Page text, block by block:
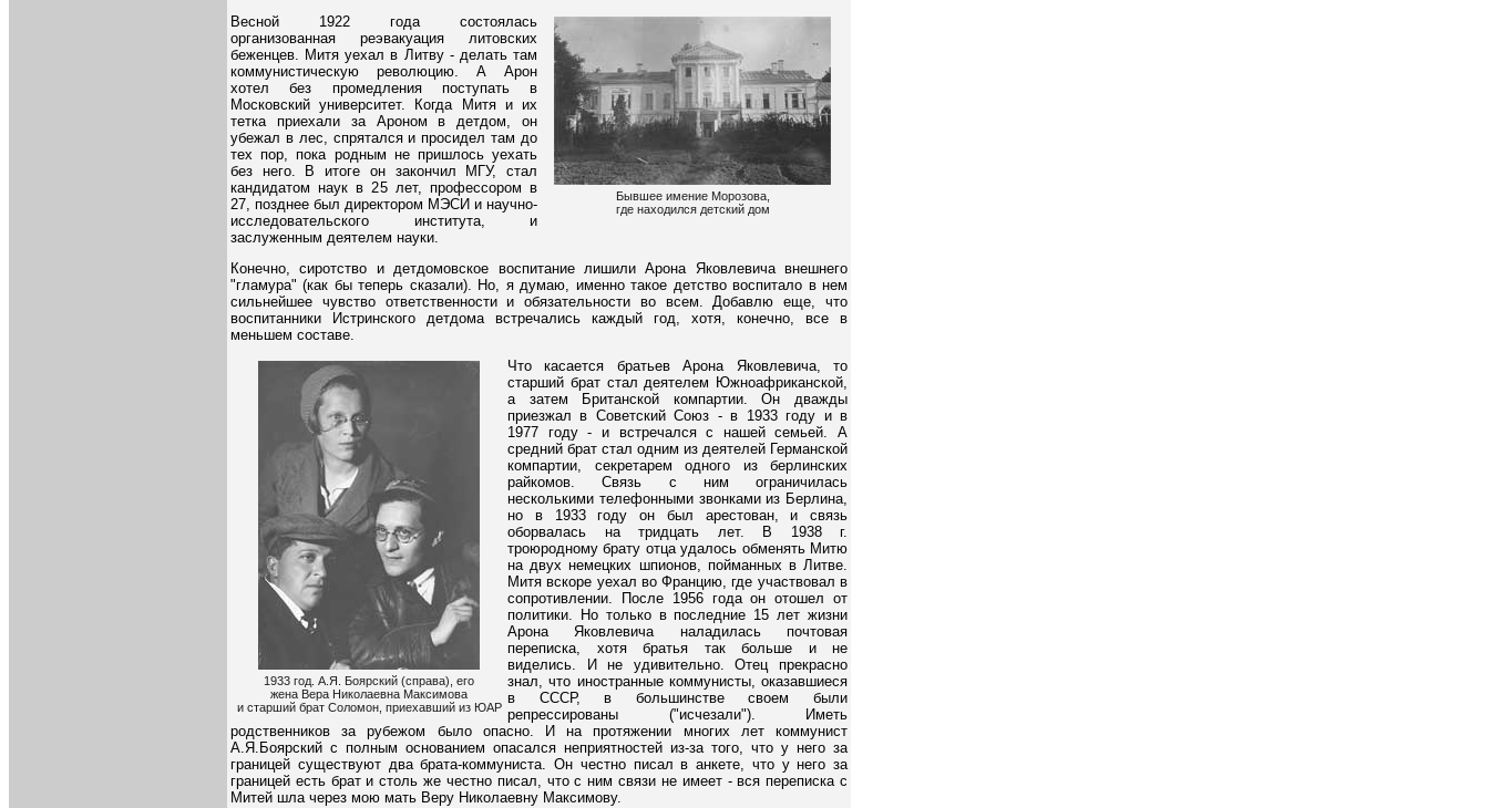
Бывшее имение Морозова,
где находился детский дом
Весной 1922 года состоялась
организованная реэвакуация литовских
беженцев. Митя уехал в Литву - делать там
коммунистическую революцию. А Арон
хотел без промедления поступать в
Московский университет. Когда Митя и их
тетка приехали за Ароном в детдом, он
убежал в лес, спрятался и просидел там до
тех пор, пока родным не пришлось уехать
без него. В итоге он закончил МГУ, стал
кандидатом наук в 25 лет, профессором в
27, позднее был директором МЭСИ и научно-
исследовательского института, и
заслуженным деятелем науки.
Конечно, сиротство и детдомовское воспитание лишили Арона Яковлевича внешнего
"гламура" (как бы теперь сказали). Но, я думаю, именно такое детство воспитало в нем
сильнейшее чувство ответственности и обязательности во всем. Добавлю еще, что
воспитанники Истринского детдома встречались каждый год, хотя, конечно, все в
меньшем составе.
1933 год. А.Я. Боярский (справа), его
жена Вера Николаевна Максимова
и старший брат Соломон, приехавший из ЮАР
Что касается братьев Арона Яковлевича, то
старший брат стал деятелем Южноафриканской,
а затем Британской компартии. Он дважды
приезжал в Советский Союз - в 1933 году и в
1977 году - и встречался с нашей семьей. А
средний брат стал одним из деятелей Германской
компартии, секретарем одного из берлинских
райкомов. Связь с ним ограничилась
несколькими телефонными звонками из Берлина,
но в 1933 году он был арестован, и связь
оборвалась на тридцать лет. В 1938 г.
троюродному брату отца удалось обменять Митю
на двух немецких шпионов, пойманных в Литве.
Митя вскоре уехал во Францию, где участвовал в
сопротивлении. После 1956 года он отошел от
политики. Но только в последние 15 лет жизни
Арона Яковлевича наладилась почтовая
переписка, хотя братья так больше и не
виделись. И не удивительно. Отец прекрасно
знал, что иностранные коммунисты, оказавшиеся
в СССР, в большинстве своем были
репрессированы ("исчезали"). Иметь
родственников за рубежом было опасно. И на протяжении многих лет коммунист
А.Я.Боярский с полным основанием опасался неприятностей из-за того, что у него за
границей существуют два брата-коммуниста. Он честно писал в анкете, что у него за
границей есть брат и столь же честно писал, что с ним связи не имеет - вся переписка с
Митей шла через мою мать Веру Николаевну Максимову.